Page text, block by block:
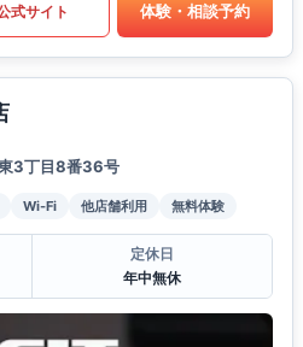
式サイト 体験・相談予約
3丁目8番36号
Wi-Fi 他店舗利用 無料体験
定休日
年中無休